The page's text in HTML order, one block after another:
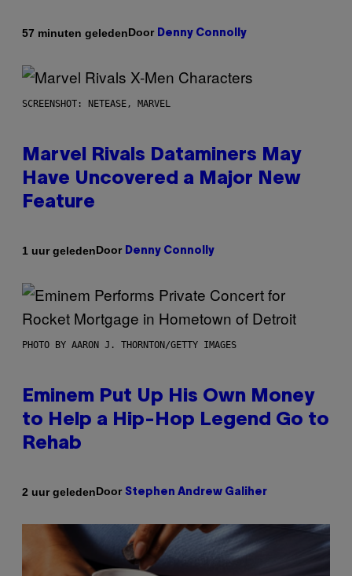
57 minuten geledenDoor Denny Connolly
SCREENSHOT: NETEASE, MARVEL
Marvel Rivals Dataminers May
Have Uncovered a Major New
Feature
1 uur geledenDoor Denny Connolly
PHOTO BY AARON J. THORNTON/GETTY IMAGES
Eminem Put Up His Own Money
to Help a Hip-Hop Legend Go to
Rehab
2 uur geledenDoor Stephen Andrew Galiher